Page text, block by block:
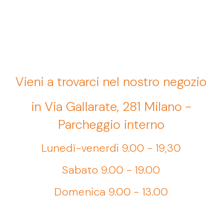
Vieni a trovarci nel nostro negozio
in Via Gallarate, 281 Milano -
Parcheggio interno
Lunedì-venerdi 9.00 - 19,30
Sabato 9.00 - 19.00
Domenica 9.00 - 13.00